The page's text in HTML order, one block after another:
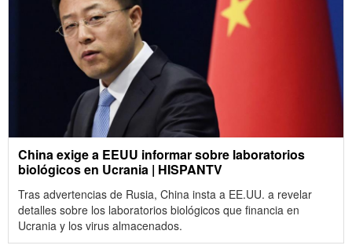
China exige a EEUU informar sobre laboratorios
biológicos en Ucrania | HISPANTV
Tras advertencias de Rusia, China insta a EE.UU. a revelar
detalles sobre los laboratorios biológicos que financia en
Ucrania y los virus almacenados.